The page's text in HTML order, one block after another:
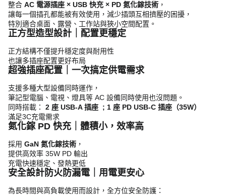
整合 AC 電源插座 × USB 快充 × PD 氮化鎵技術 ，
讓每一個插孔都能被有效使用，減少插頭互相擠壓的困擾，
特別適合桌面、露營、工作站與狹小空間配置。
正方型造型設計｜配置更穩定
正方結構不僅提升穩定度與耐用性
也讓多插座配置更好布局
超強插座配置｜一次搞定供電需求
支援多種大型設備同時運作，
筆記型電腦、電視、燈具等 AC 設備同時使用也沒問題。
同時搭載： 2 座 USB-A 插座 ; 1 座 PD USB-C 插座（35W）
滿足3C充電需求
氮化鎵 PD 快充｜體積小，效率高
採用 GaN 氮化鎵技術 ，
提供高效率 35W PD 輸出
充電快速穩定、發熱更低
安全設計防火防漏電｜用電更安心
為長時間與高負載使用而設計，全方位安全防護：